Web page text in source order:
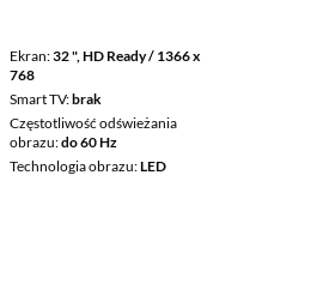
Ekran 32 ", HD Ready / 1366 x
768
Smart TV brak
Częstotliwość odświeżania
obrazu do 60 Hz
Technologia obrazu LED